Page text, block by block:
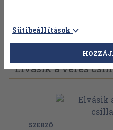
Vissza az előző oldalra
Elvásik a veres
SZERZŐ
Sütibeállítások